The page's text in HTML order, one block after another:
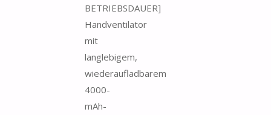
BETRIEBSDAUER]
Handventilator
mit
langlebigem,
wiederaufladbarem
4000-
mAh-